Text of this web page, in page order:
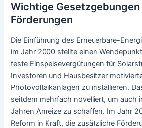
Wichtige Gesetzgebungen
Förderungen
Die Einführung des Erneuerbare-
im Jahr 2000 stellte einen
feste Einspeisevergütungen für
Investoren und Hausbesitzer
Photovoltaikanlagen zu installieren.
seitdem mehrfach novelliert, um auch
Jahren Anreize zu schaffen. Im Jahr
Reform in Kraft, die zusätzliche